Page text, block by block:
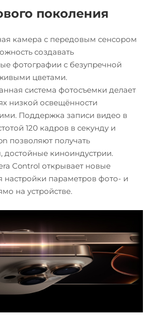
поколения
камера с передовым сенсором
создавать
фотографии с безупречной
цветами.
система фотосъемки делает
низкой освещённости
Поддержка записи видео в
120 кадров в секунду и
позволяют получать
достойные киноиндустрии.
Control открывает новые
настройки параметров фото- и
на устройстве.